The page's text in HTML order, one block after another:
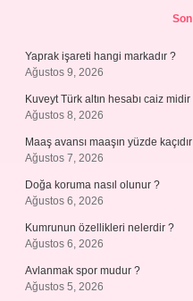
Son
Yaprak işareti hangi markadır ?
Ağustos 9, 2026
Kuveyt Türk altın hesabı caiz midir
Ağustos 8, 2026
Maaş avansı maaşın yüzde
Ağustos 7, 2026
Doğa koruma nasıl olunur ?
Ağustos 6, 2026
Kumrunun özellikleri nelerdir ?
Ağustos 6, 2026
Avlanmak spor mudur ?
Ağustos 5, 2026